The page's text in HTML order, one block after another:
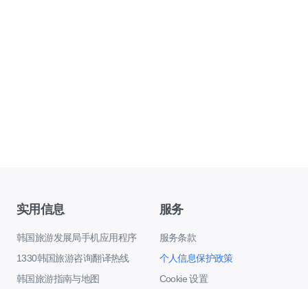
实用信息
韩国旅游发展局手机应用程序
1330韩国旅游咨询翻译热线
韩国旅游指南与地图
服务
服务条款
个人信息保护政策
Cookie 设置